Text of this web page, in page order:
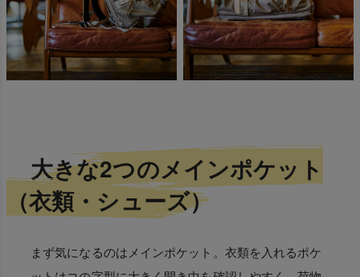
大きな2つのメインポケット
（衣類・シューズ）
まず気になるのはメインポケット。衣類を入れるポケ